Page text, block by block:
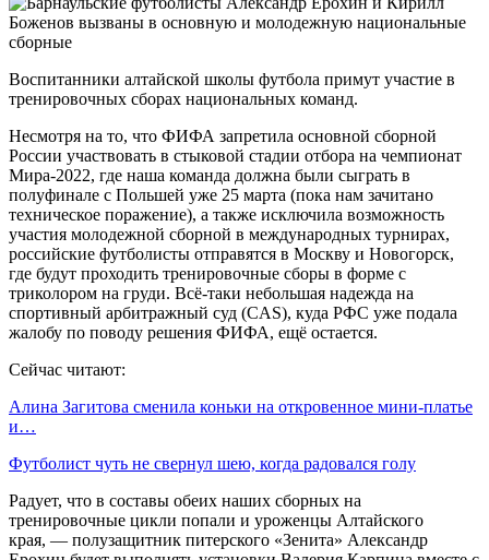
Воспитанники алтайской школы футбола примут участие в
тренировочных сборах национальных команд.
Несмотря на то, что ФИФА запретила основной сборной
России участвовать в стыковой стадии отбора на чемпионат
Мира-2022, где наша команда должна были сыграть в
полуфинале с Польшей уже 25 марта (пока нам зачитано
техническое поражение), а также исключила возможность
участия молодежной сборной в международных турнирах,
российские футболисты отправятся в Москву и Новогорск,
где будут проходить тренировочные сборы в форме с
триколором на груди. Всё-таки небольшая надежда на
спортивный арбитражный суд (CAS), куда РФС уже подала
жалобу по поводу решения ФИФА, ещё остается.
Сейчас читают:
Алина Загитова сменила коньки на откровенное мини-платье
и…
Футболист чуть не свернул шею, когда радовался голу
Радует, что в составы обеих наших сборных на
тренировочные цикли попали и уроженцы Алтайского
края, — полузащитник питерского «Зенита» Александр